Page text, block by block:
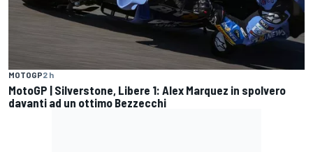
MOTOGP2 h
MotoGP | Silverstone, Libere 1: Alex Marquez in spolvero
davanti ad un ottimo Bezzecchi